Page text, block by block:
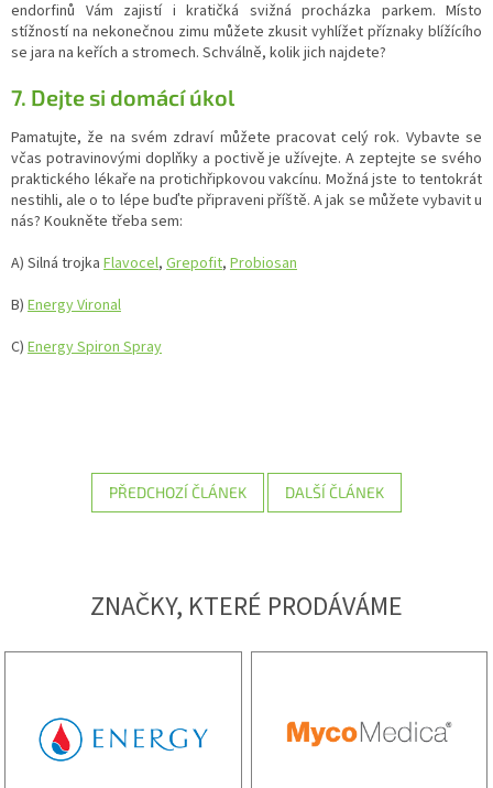
endorfinů Vám zajistí i kratičká svižná procházka parkem. Místo
stížností na nekonečnou zimu můžete zkusit vyhlížet příznaky blížícího
se jara na keřích a stromech. Schválně, kolik jich najdete?
7. Dejte si domácí úkol
Pamatujte, že na svém zdraví můžete pracovat celý rok. Vybavte se
včas potravinovými doplňky a poctivě je užívejte. A zeptejte se svého
praktického lékaře na protichřipkovou vakcínu. Možná jste to tentokrát
nestihli, ale o to lépe buďte připraveni příště. A jak se můžete vybavit u
nás? Koukněte třeba sem:
A) Silná trojka Flavocel, Grepofit, Probiosan
B) Energy Vironal
C) Energy Spiron Spray
PŘEDCHOZÍ ČLÁNEK DALŠÍ ČLÁNEK
ZNAČKY, KTERÉ PRODÁVÁME